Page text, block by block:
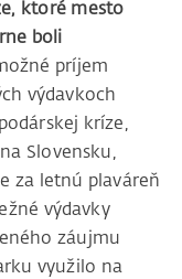
ktoré mesto
boli
príjem
výdavkoch
kríze,
Slovensku,
za letnú plaváreň
výdavky
záujmu
využilo na